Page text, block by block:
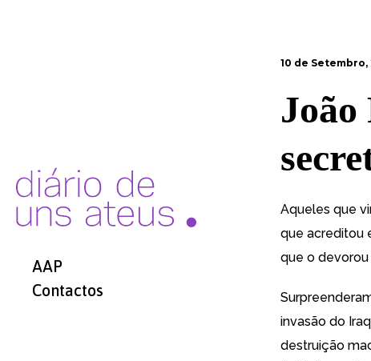
AAP
Contactos
10 de Setembro,
João
Aqueles que
que acreditou
que o
invasão do
destruição